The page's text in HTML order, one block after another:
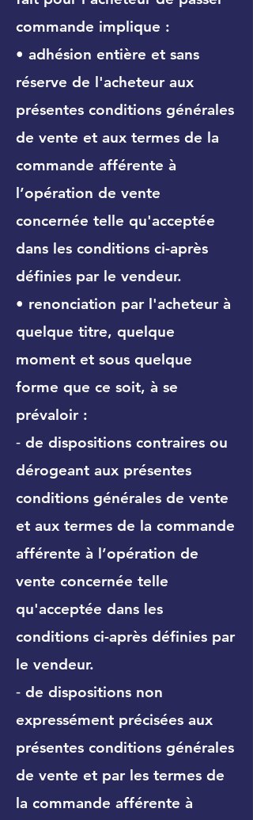
commande implique :
• adhésion entière et sans
réserve de l'acheteur aux
présentes conditions générales
de vente et aux termes de la
commande afférente à
l’opération de vente
concernée telle qu'acceptée
dans les conditions ci-après
définies par le vendeur.
• renonciation par l'acheteur à
quelque titre, quelque
moment et sous quelque
forme que ce soit, à se
prévaloir :
⁃ de dispositions contraires ou
dérogeant aux présentes
conditions générales de vente
et aux termes de la commande
afférente à l’opération de
vente concernée telle
qu'acceptée dans les
conditions ci-après définies par
le vendeur.
⁃ de dispositions non
expressément précisées aux
présentes conditions générales
de vente et par les termes de
la commande afférente à